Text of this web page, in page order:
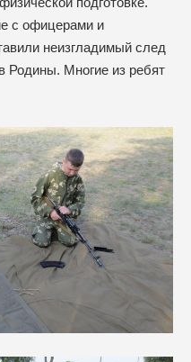
с офицерами и
неизгладимый след
Родины. Многие из ребят